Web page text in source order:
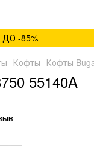
-85%
Кофты Кофты
55140A